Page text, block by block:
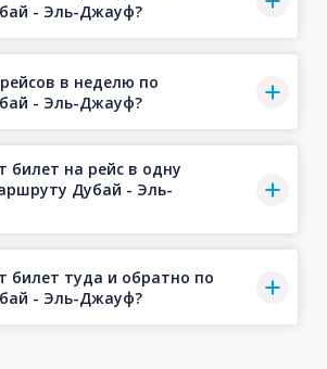
- Эль-Джауф?
в неделю по
- Эль-Джауф?
билет на рейс в одну
Дубай - Эль-
билет туда и обратно по
- Эль-Джауф?